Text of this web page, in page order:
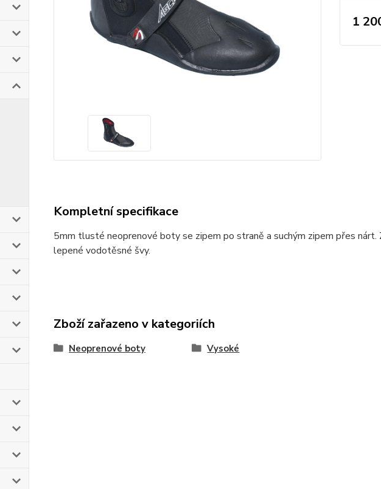
1
Kompletní specifikace
5mm tlusté neoprenové boty se zipem po straně a suchým zipem přes
lepené vodotěsné švy.
Zboží zařazeno v kategoriích
Neoprenové boty Vysoké